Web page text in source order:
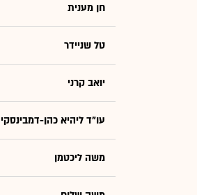
חן מענית
טל שניידר
יואב קרני
עו"ד ליהיא כהן-דמבינסקי
משה ליכטמן